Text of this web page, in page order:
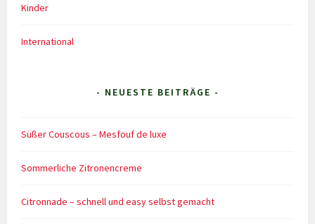
Kinder
International
- NEUESTE BEITRÄGE -
Süßer Couscous – Mesfouf de luxe
Sommerliche Zitronencreme
Citronnade – schnell und easy selbst gemacht